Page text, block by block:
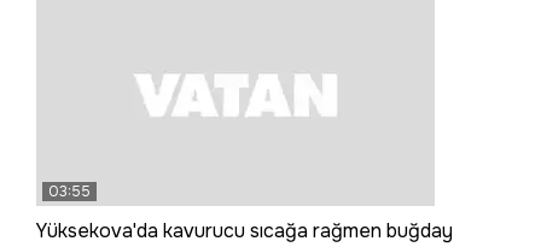
03:55
Yüksekova'da kavurucu sıcağa rağmen buğday